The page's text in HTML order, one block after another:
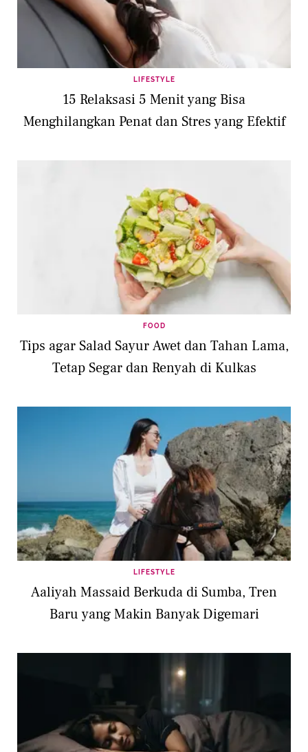
LIFESTYLE
15 Relaksasi 5 Menit yang Bisa
Menghilangkan Penat dan Stres yang Efektif
FOOD
Tips agar Salad Sayur Awet dan Tahan Lama,
Tetap Segar dan Renyah di Kulkas
LIFESTYLE
Aaliyah Massaid Berkuda di Sumba, Tren
Baru yang Makin Banyak Digemari